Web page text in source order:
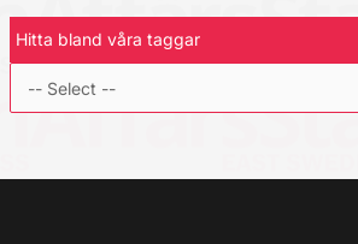
Hitta bland våra taggar